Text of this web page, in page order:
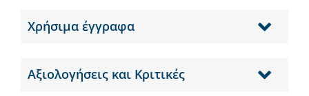
Χρήσιμα έγγραφα
Αξιολογήσεις και Κριτικές